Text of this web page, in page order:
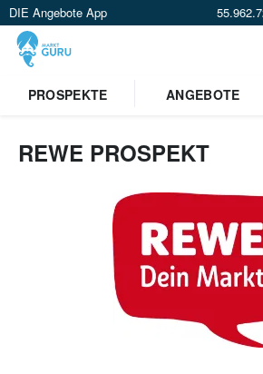
DIE Angebote App
PROSPEKTE ANGEBOTE
REWE PROSPEKT